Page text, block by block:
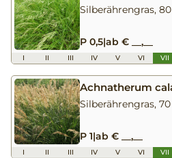
Silberährengras,
P 0,5|ab € __,__
I II III IV V VI VII
Achnatherum
Silberährengras,
P 1|ab € __,__
I II III IV V VI VII